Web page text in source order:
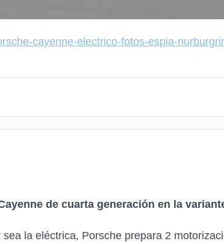
cayenne-electrico-fotos-espia-
de cuarta generación en la
la eléctrica, Porsche prepara 2